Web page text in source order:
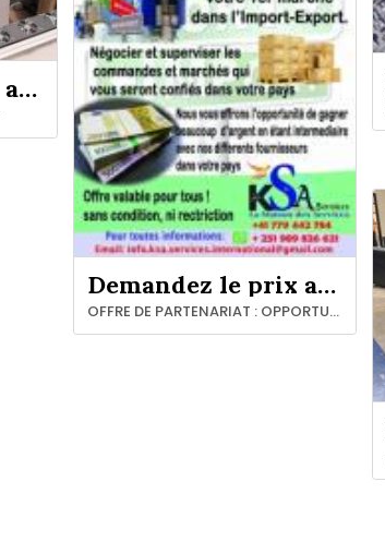
Demandez le prix au vendeur
Demandez le prix au vendeur
OFFRE DE PARTENARIAT : OPPORTUNITÉ FINANCIÈRE A SAISIR !